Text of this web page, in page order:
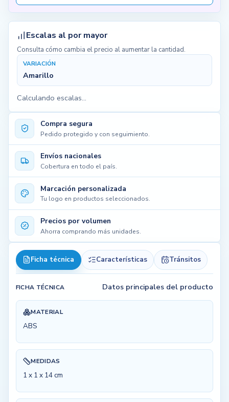
Compra segura
Pedido protegido y con seguimiento.
Envíos nacionales
Cobertura en todo el país.
Marcación personalizada
Tu logo en productos seleccionados.
Precios por volumen
Ahorra comprando más unidades.
Ficha técnica Características Tránsitos
FICHA TÉCNICA Datos principales del producto
MATERIAL
ABS
MEDIDAS
1 x 1 x 14 cm
Escalas al por mayor
Consulta cómo cambia el precio al aumentar la cantidad.
VARIACIÓN
Amarillo
Calculando escalas...